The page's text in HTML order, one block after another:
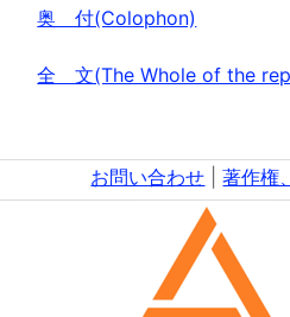
奥 付(Colophon)
全 文(The Whole of the
お問い合わせ |著作権